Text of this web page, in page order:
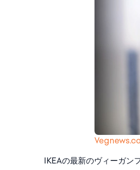
IKEAの最新のヴィーガン